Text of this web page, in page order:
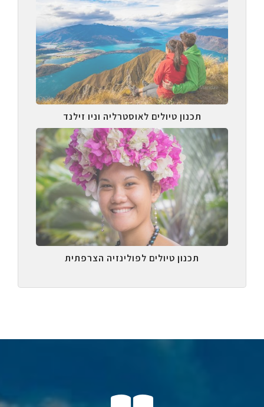
תכנון טיולים לאוסטרליה וניו זילנד
תכנון טיולים לפולינזיה הצרפתית